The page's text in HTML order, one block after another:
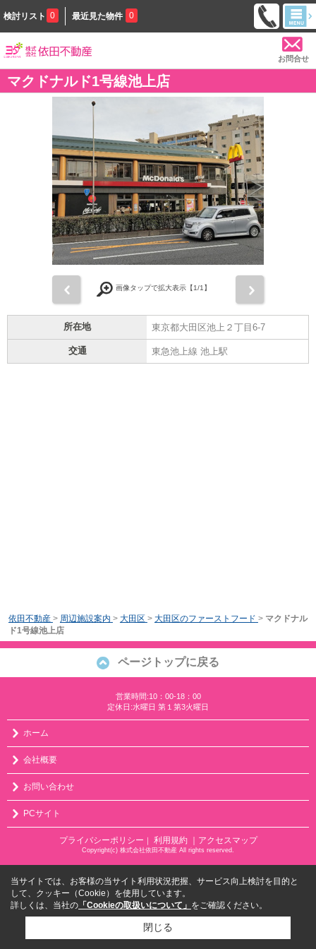
検討リスト 0 最近見た物件 0
お問合せ
マクドナルド1号線池上店
画像タップで拡大表示【1/1】
所在地 東京都大田区池上２丁目6-7
交通 東急池上線 池上駅
依田不動産 > 周辺施設案内 > 大田区 > 大田区のファーストフード > マクドナル
ド1号線池上店
ページトップに戻る
営業時間:10：00-18：00
定休日:水曜日 第１第3火曜日
ホーム
会社概要
お問い合わせ
PCサイト
プライバシーポリシー ｜ 利用規約 ｜アクセスマップ
Copyright(c) 株式会社依田不動産 All rights reserved.
当サイトでは、お客様の当サイト利用状況把握、サービス向上検討を目的と
して、クッキー（Cookie）を使用しています。
詳しくは、当社の 「Cookieの取扱いについて」 をご確認ください。
閉じる